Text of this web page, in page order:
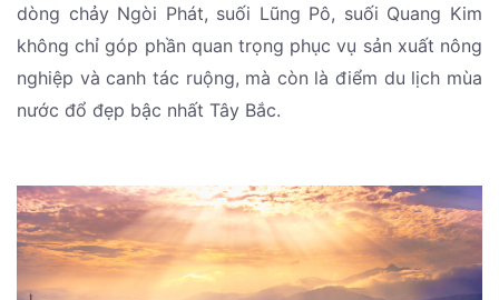
dòng chảy Ngòi Phát, suối Lũng Pô, suối Quang Kim
không chỉ góp phần quan trọng phục vụ sản xuất nông
nghiệp và canh tác ruộng, mà còn là điểm du lịch mùa
nước đổ đẹp bậc nhất Tây Bắc.